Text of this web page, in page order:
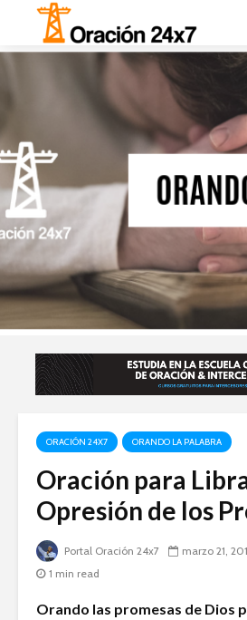
ORACIÓN 24X7 ORANDO LA PALABRA
Oración para
Opresión de los
Portal Oración 24x7 marzo 21,
1 min read
Orando las promesas de Dios